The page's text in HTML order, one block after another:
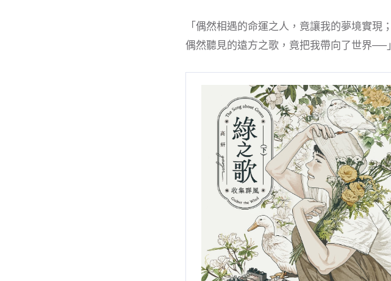
「偶然相遇的命運之人，竟讓我的夢境實現；
偶然聽見的遠方之歌，竟把我帶向了世界──」